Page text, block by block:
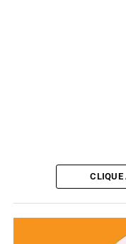
CLIQUE